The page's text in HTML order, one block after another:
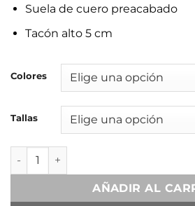
Suela de cuero preacabado
Tacón alto 5 cm
Colores
Tallas
Zazil Mantarraya cantidad
AÑADIR AL